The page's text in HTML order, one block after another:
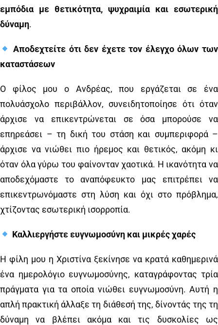
εμπόδια με θετικότητα, ψυχραιμία και εσωτερική
δύναμη.
Αποδεχτείτε ότι δεν έχετε τον έλεγχο όλων των
καταστάσεων
Ο φίλος μου ο Ανδρέας, που εργάζεται σε ένα
πολυάσχολο περιβάλλον, συνειδητοποίησε ότι όταν
άρχισε να επικεντρώνεται σε όσα μπορούσε να
επηρεάσει – τη δική του στάση και συμπεριφορά –
άρχισε να νιώθει πιο ήρεμος και θετικός, ακόμη κι
όταν όλα γύρω του φαίνονταν χαοτικά. Η ικανότητα να
αποδεχόμαστε το αναπόφευκτο μας επιτρέπει να
επικεντρωνόμαστε στη λύση και όχι στο πρόβλημα,
χτίζοντας εσωτερική ισορροπία.
Καλλιεργήστε ευγνωμοσύνη και μικρές χαρές
Η φίλη μου η Χριστίνα ξεκίνησε να κρατά καθημερινά
ένα ημερολόγιο ευγνωμοσύνης, καταγράφοντας τρία
πράγματα για τα οποία νιώθει ευγνωμοσύνη. Αυτή η
απλή πρακτική άλλαξε τη διάθεσή της, δίνοντάς της τη
δύναμη να βλέπει ακόμα και τις δυσκολίες ως